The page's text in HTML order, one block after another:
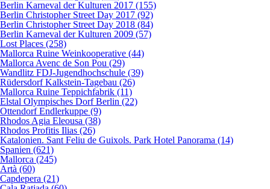
Berlin Karneval der Kulturen 2017 (155)
Berlin Christopher Street Day 2017 (92)
Berlin Christopher Street Day 2018 (84)
Berlin Karneval der Kulturen 2009 (57)
Lost Places (258)
Mallorca Ruine Weinkooperative (44)
Mallorca Avenc de Son Pou (29)
Wandlitz FDJ-Jugendhochschule (39)
Rüdersdorf Kalkstein-Tagebau (26)
Mallorca Ruine Teppichfabrik (11)
Elstal Olympisches Dorf Berlin (22)
Ottendorf Endlerkuppe (9)
Rhodos Agia Eleousa (38)
Rhodos Profitis Ilias (26)
Katalonien. Sant Feliu de Guixols. Park Hotel Panorama (14)
Spanien (621)
Mallorca (245)
Artà (60)
Capdepera (21)